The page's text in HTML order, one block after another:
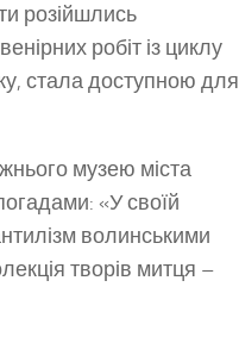
розійшлись
робіт із циклу
стала доступною для
музею міста
«У своїй
волинськими
творів митця –